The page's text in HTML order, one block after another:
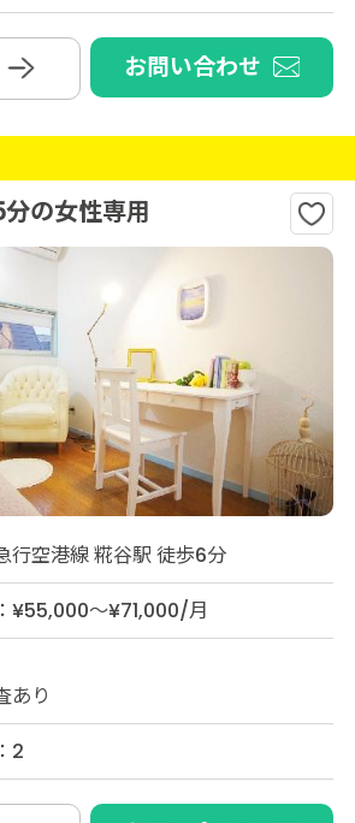
お問い合わせ
の女性専用
行空港線 糀谷駅 徒歩6分
¥55,000～¥71,000/月
あり
2